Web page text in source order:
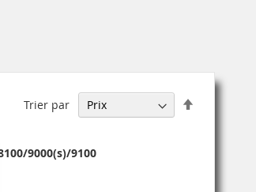
Trier par
9000(s)/9100